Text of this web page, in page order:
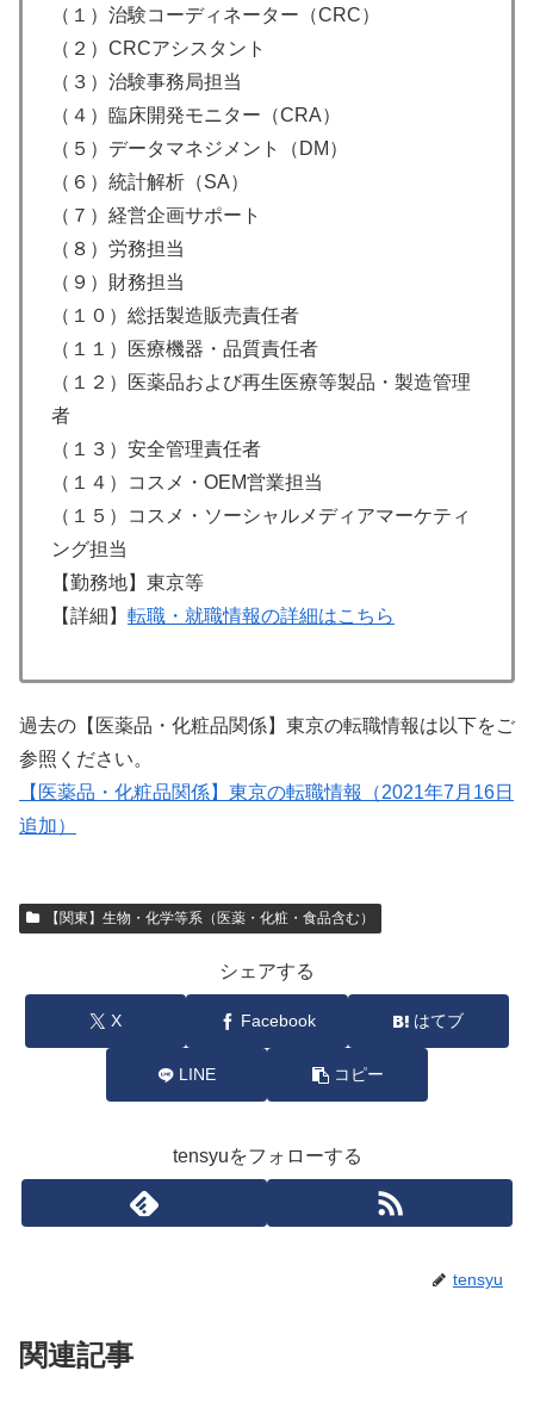
（１）治験コーディネーター（CRC）
（２）CRCアシスタント
（３）治験事務局担当
（４）臨床開発モニター（CRA）
（５）データマネジメント（DM）
（６）統計解析（SA）
（７）経営企画サポート
（８）労務担当
（９）財務担当
（１０）総括製造販売責任者
（１１）医療機器・品質責任者
（１２）医薬品および再生医療等製品・製造管理
者
（１３）安全管理責任者
（１４）コスメ・OEM営業担当
（１５）コスメ・ソーシャルメディアマーケティ
ング担当
【勤務地】東京等
【詳細】 転職・就職情報の詳細はこちら
過去の【医薬品・化粧品関係】東京の転職情報は以下をご
参照ください。
【医薬品・化粧品関係】東京の転職情報（2021年7月16日
追加）
【関東】生物・化学等系（医薬・化粧・食品含む）
シェアする
X Facebook はてブ
LINE コピー
tensyuをフォローする
tensyu
関連記事